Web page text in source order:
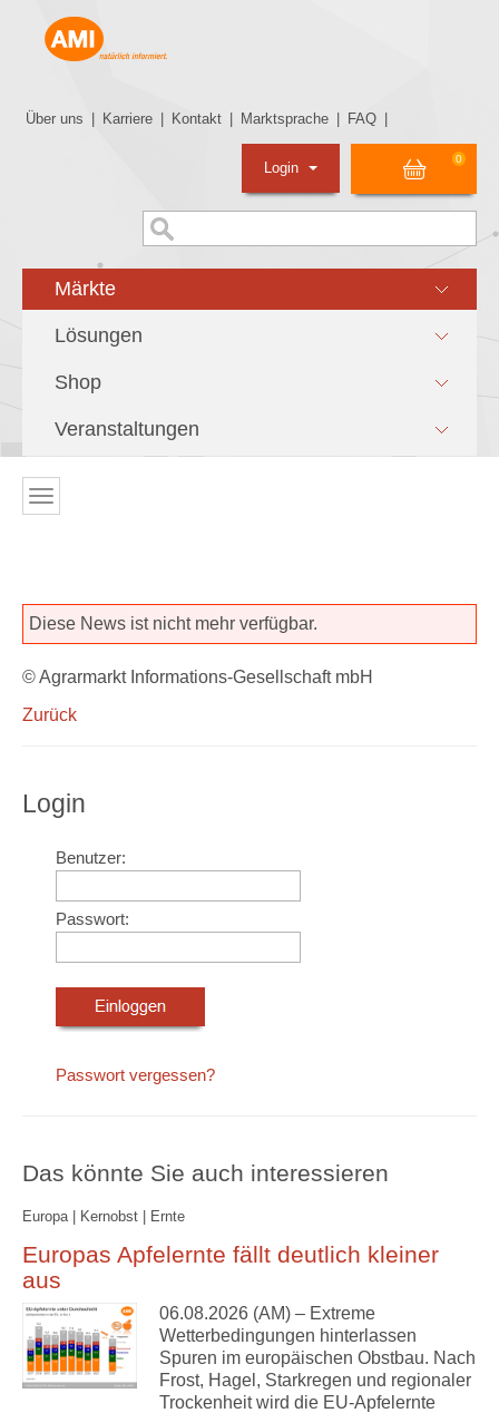
Über uns Karriere Kontakt Marktsprache FAQ
0
Login
Märkte
Lösungen
Shop
Veranstaltungen
Diese News ist nicht mehr verfügbar.
© Agrarmarkt Informations-Gesellschaft mbH
Zurück
Login
Benutzer:
Passwort:
Passwort vergessen?
Das könnte Sie auch interessieren
Europa | Kernobst | Ernte
Europas Apfelernte fällt deutlich kleiner
aus
06.08.2026 (AM) – Extreme
Wetterbedingungen hinterlassen
Spuren im europäischen Obstbau. Nach
Frost, Hagel, Starkregen und regionaler
Trockenheit wird die EU-Apfelernte